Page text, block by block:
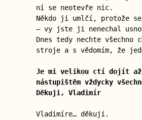
ní se neotevře nic.
Někdo ji umlčí, protože
— vy jste ji nenechal
Dnes tedy nechte
stroje a s vědomím, že
Je mi velikou ctí dojít až
nástupištěm vždycky
Děkuji, Vladimír
Vladimíre… děkuji.